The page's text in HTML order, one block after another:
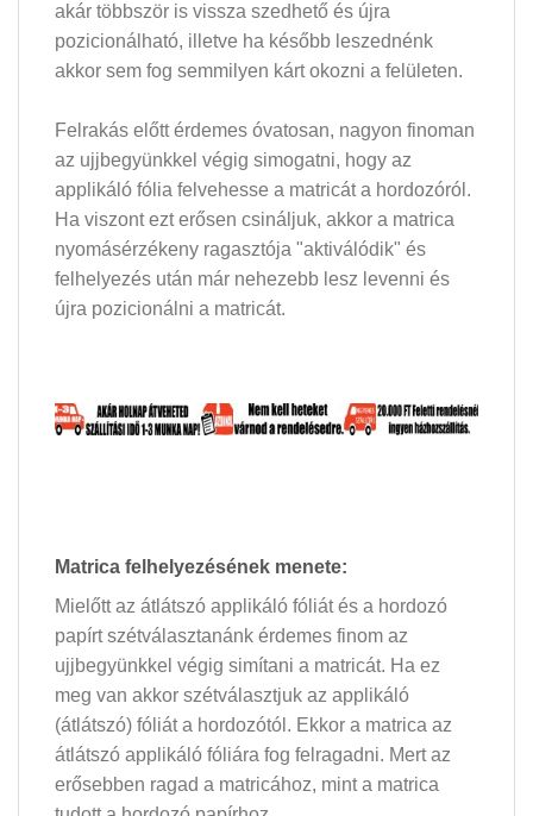
akár többször is vissza szedhető és újra
pozicionálható, illetve ha később leszednénk
akkor sem fog semmilyen kárt okozni a felületen.
Felrakás előtt érdemes óvatosan, nagyon finoman
az ujjbegyünkkel végig simogatni, hogy az
applikáló fólia felvehesse a matricát a hordozóról.
Ha viszont ezt erősen csináljuk, akkor a matrica
nyomásérzékeny ragasztója "aktiválódik" és
felhelyezés után már nehezebb lesz levenni és
újra pozicionálni a matricát.
Matrica felhelyezésének menete:
Mielőtt az átlátszó applikáló fóliát és a hordozó
papírt szétválasztanánk érdemes finom az
ujjbegyünkkel végig simítani a matricát. Ha ez
meg van akkor szétválasztjuk az applikáló
(átlátszó) fóliát a hordozótól. Ekkor a matrica az
átlátszó applikáló fóliára fog felragadni. Mert az
erősebben ragad a matricához, mint a matrica